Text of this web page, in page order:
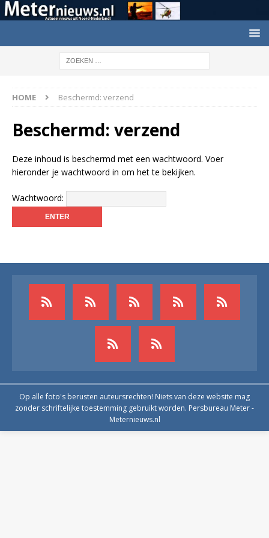
HOME Beschermd: verzend
Beschermd: verzend
Deze inhoud is beschermd met een wachtwoord. Voer
hieronder je wachtwoord in om het te bekijken.
Wachtwoord:
Op alle foto's berusten auteursrechten! Niets van deze website mag
zonder schriftelijke toestemming gebruikt worden. Persbureau Meter -
Meternieuws.nl